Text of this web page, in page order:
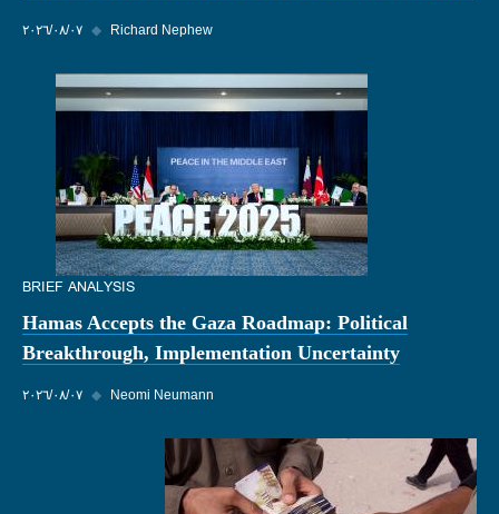
٠٧‏/٠٨‏/٢٠٢٦ ◆ Richard Nephew
BRIEF ANALYSIS
Hamas Accepts the Gaza Roadmap: Political
Breakthrough, Implementation Uncertainty
٠٧‏/٠٨‏/٢٠٢٦ ◆ Neomi Neumann